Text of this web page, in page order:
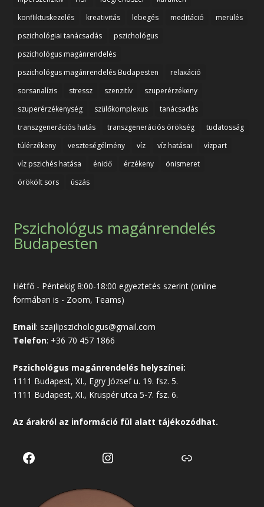
konfliktuskezelés
kreativitás lebegés meditáció
merülés
pszichológiai tanácsadás
pszichológus
pszichológus magánrendelés
pszichológus magánrendelés Budapesten
relaxáció
sorsanalízis
stressz szenzitív
szuperérzékeny
szuperérzékenység
szülőkomplexus
tanácsadás
transzgenerációs hatás
transzgenerációs örökség
tudatosság
túlérzékeny
veszteségélmény víz víz hatásai
vízpart
víz pszichés hatása
énidő érzékeny
önismeret
örökölt sors
úszás
Pszichológus magánrendelés
Budapesten
Hétfő - Péntekig 8:00-18:00 egyeztetés szerint (online
formában is - Zoom, Teams)
Email: szajlipszichologus@gmail.com
Telefon: +36 70 457 1866
Pszichológus magánrendelés helyszínei:
1111 Budapest, XI., Egry József u. 19. fsz. 5.
1111 Budapest, XI., Kruspér utca 5-7. fsz. 6.
Az árakról az információ fül alatt tájékozódhat.
Facebook Instagram Link